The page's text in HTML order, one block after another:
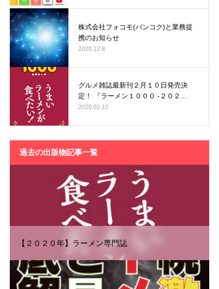
株式会社フォコモ(バンコク)と業務提
携のお知らせ
2020.12.8
グルメ雑誌最新刊２月１０日発売決
定！ 『ラーメン１０００ -２０２…
2020.02.12
過去の出版物記事一覧
【２０２０年】ラーメン専門誌